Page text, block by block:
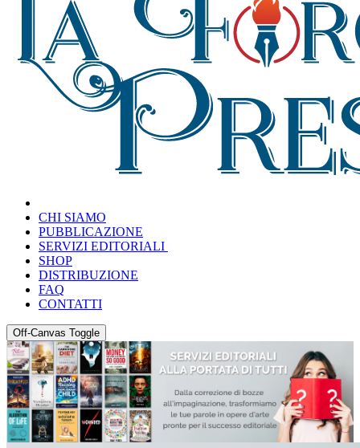
CHI SIAMO
PUBBLICAZIONE
SERVIZI EDITORIALI
SHOP
DISTRIBUZIONE
FAQ
CONTATTI
Off-Canvas Toggle